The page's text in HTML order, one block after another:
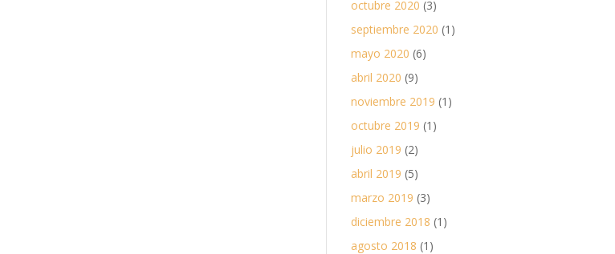
octubre 2020 (3)
septiembre 2020 (1)
mayo 2020 (6)
abril 2020 (9)
noviembre 2019 (1)
octubre 2019 (1)
julio 2019 (2)
abril 2019 (5)
marzo 2019 (3)
diciembre 2018 (1)
agosto 2018 (1)